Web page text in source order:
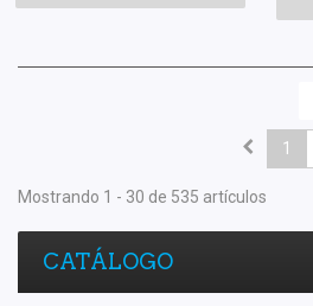
1
Mostrando 1 - 30 de 535 artículos
CATÁLOGO